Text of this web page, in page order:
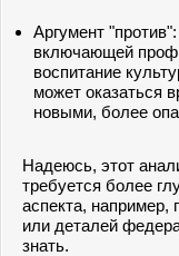
Аргумент
включающей
воспитание
может оказаться
новыми, более
Надеюсь, этот
требуется более
аспекта, например,
или деталей
знать.